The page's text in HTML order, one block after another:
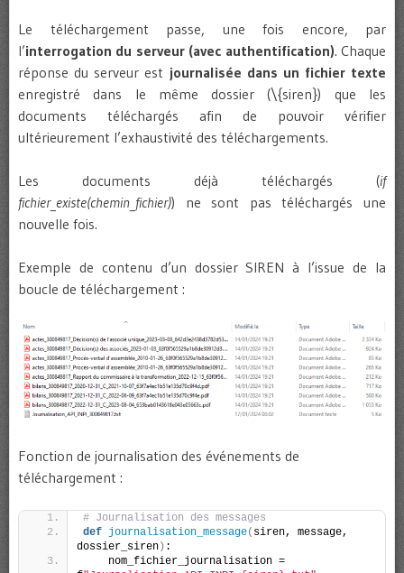
Le téléchargement passe, une fois encore, par
l’interrogation du serveur (avec authentification). Chaque
réponse du serveur est journalisée dans un fichier texte
enregistré dans le même dossier (\{siren}) que les
documents téléchargés afin de pouvoir vérifier
ultérieurement l’exhaustivité des téléchargements.
Les documents déjà téléchargés (if
fichier_existe(chemin_fichier)) ne sont pas téléchargés une
nouvelle fois.
Exemple de contenu d’un dossier SIREN à l’issue de la
boucle de téléchargement :
Fonction de journalisation des événements de
téléchargement :
# Journalisation des messages
def journalisation_message( siren, message,
dossier_siren ) :
    nom_fichier_journalisation =